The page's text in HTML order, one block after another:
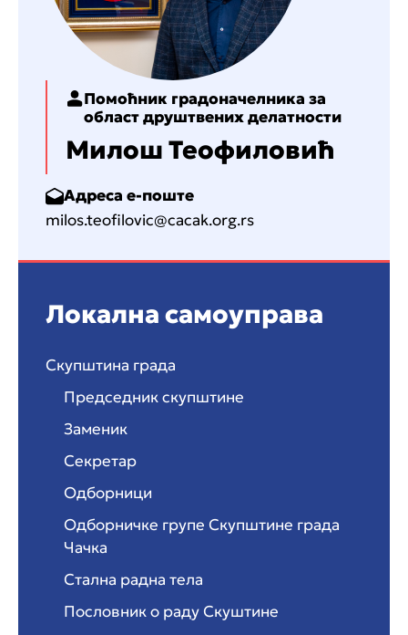
Локална самоуправа
Скупштина града
Председник скупштине
Заменик
Секретар
Одборници
Одборничке групе Скупштине града
Чачка
Стална радна тела
Пословник о раду Скуштине
Помоћник градоначелника за
област друштвених делатности
Милош Теофиловић
Адреса е-поште
milos.teofilovic@cacak.org.rs